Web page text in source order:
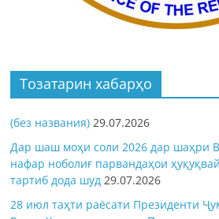
Тозатарин хабарҳо
(без названия) 29.07.2026
Дар шаш моҳи соли 2026 дар шаҳри
нафар ноболиғ парвандаҳои
тартиб дода шуд 29.07.2026
28 июл таҳти раёсати Президенти